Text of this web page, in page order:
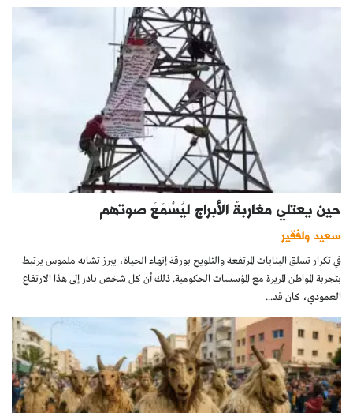
حين يعتلي مغاربةٌ الأبراج ليُسْمَعَ صوتهم
سعيد ولفقير
في تكرار تسلق البنايات المرتفعة والتلويح بورقة إنهاء الحياة، يبرز تشابه ملموس يرتبط
بتجربة المواطن المريرة مع المؤسسات الحكومية. ذلك أن كل شخص بادر إلى هذا الارتفاع
العمودي، كان قد...